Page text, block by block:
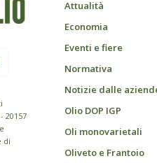
20157
di
Attualità
Economia
Eventi e fiere
Normativa
Notizie dalle
Olio DOP IGP
Oli monovarietali
Oliveto e Frantoio